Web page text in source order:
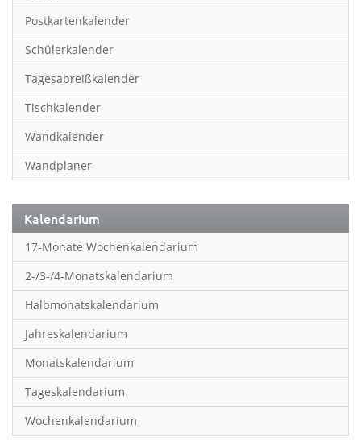
Hobby & Basteln
Humor & Cartoon
Inpiration & Entspannung
Inspiration & Entspannung
Inspiration & Spiritualität
Kinderkalender
Kunst
Länder & Städte
Landschaft & Natur
Lifestyle
Literatur
Manga & Animé
Neutrale Kalender
Partner- & Wandplaner
Planung & Organisation
Postkartenkalender
Schülerkalender
Tagesabreißkalender
Tischkalender
Wandkalender
Wandplaner
Kalendarium
17-Monate Wochenkalendarium
2-/3-/4-Monatskalendarium
Halbmonatskalendarium
Jahreskalendarium
Monatskalendarium
Tageskalendarium
Wochenkalendarium